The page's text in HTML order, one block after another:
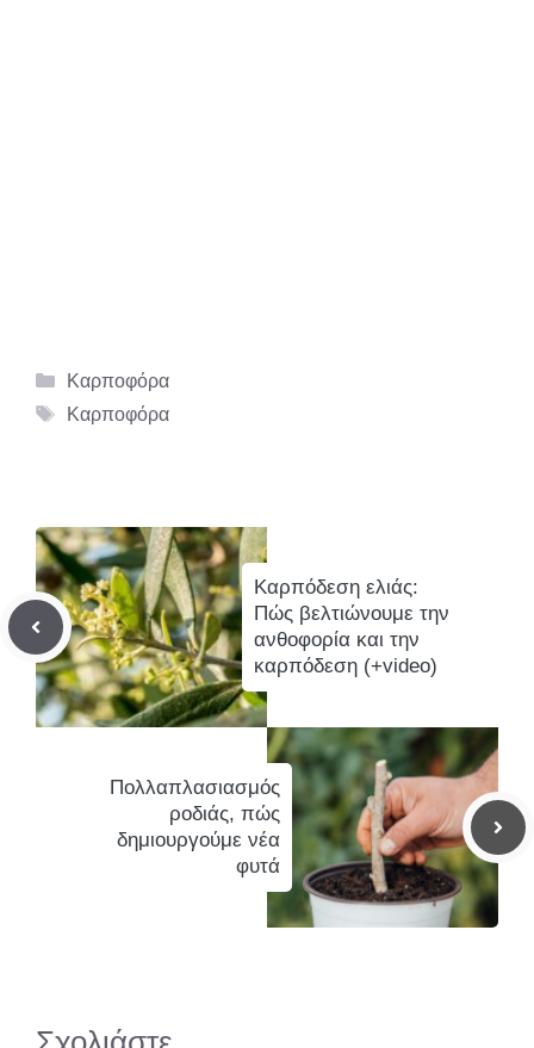
Κατηγορίες
Καρποφόρα
Ετικέτες
Καρποφόρα
Καρπόδεση ελιάς:
Πώς βελτιώνουμε την
ανθοφορία και την
καρπόδεση (+video)
Πολλαπλασιασμός
ροδιάς, πώς
δημιουργούμε νέα
φυτά